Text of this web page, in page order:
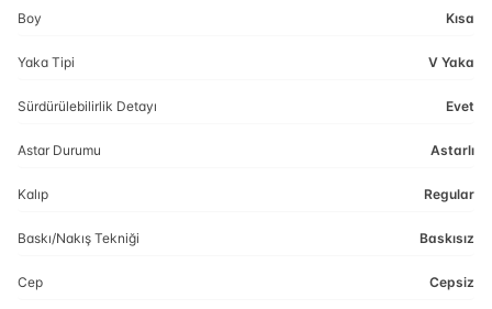
Boy Kısa
Yaka Tipi V Yaka
Sürdürülebilirlik Detayı Evet
Astar Durumu Astarlı
Kalıp Regular
Baskı/Nakış Tekniği Baskısız
Cep Cepsiz